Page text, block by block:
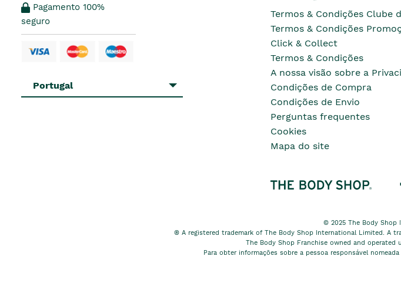
Pagamento 100%
seguro
Portugal
Termos & Condições Clube
Termos & Condições
Click & Collect
Termos & Condições
A nossa visão sobre a
Condições de Compra
Condições de Envio
Perguntas frequentes
Cookies
Mapa do site
© 2025 The Body Shop
® A registered trademark of The Body Shop International Limited. A
The Body Shop Franchise owned and operated
Para obter informações sobre a pessoa responsável